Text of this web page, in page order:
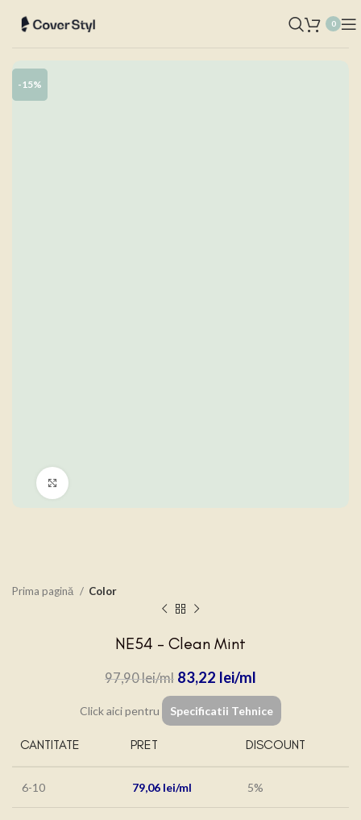
0
-15%
Prima pagină Color
NE54 – Clean Mint
97,90lei 83,22 lei
Click aici pentru Specificatii Tehnice
CANTITATE PRET DISCOUNT
6-10 79,06 lei 5%